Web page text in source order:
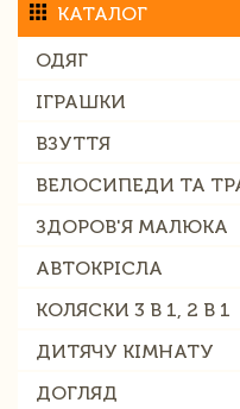
КАТАЛОГ
ОДЯГ
ІГРАШКИ
ВЗУТТЯ
ВЕЛОСИПЕДИ ТА
ЗДОРОВ'Я МАЛЮКА
АВТОКРІСЛА
КОЛЯСКИ 3 В 1, 2 В 1
ДИТЯЧУ КІМНАТУ
ДОГЛЯД